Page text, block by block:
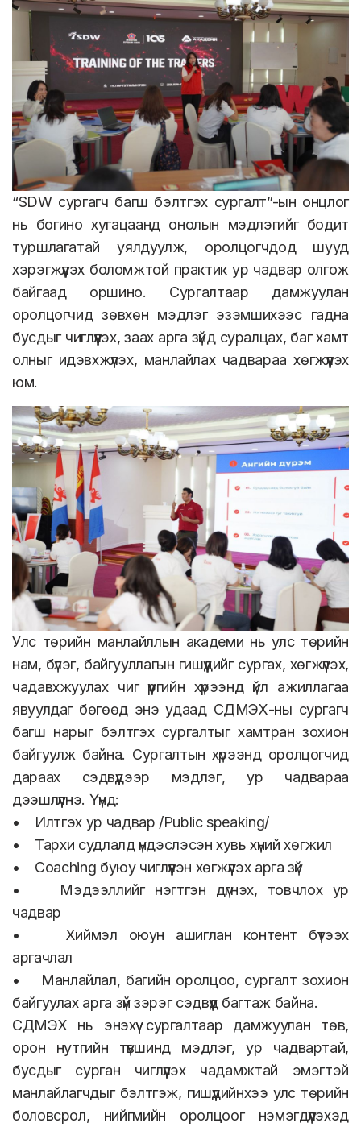
“SDW сургагч багш бэлтгэх сургалт”-ын онцлог
нь богино хугацаанд онолын мэдлэгийг бодит
туршлагатай уялдуулж, оролцогчдод шууд
хэрэгжүүлэх боломжтой практик ур чадвар олгож
байгаад оршино. Сургалтаар дамжуулан
оролцогчид зөвхөн мэдлэг эзэмшихээс гадна
бусдыг чиглүүлэх, заах арга зүйд суралцах, баг хамт
олныг идэвхжүүлэх, манлайлах чадвараа хөгжүүлэх
юм.
Улс төрийн манлайллын академи нь улс төрийн
нам, бүлэг, байгууллагын гишүүдийг сургах, хөгжүүлэх,
чадавхжуулах чиг үүргийн хүрээнд үйл ажиллагаа
явуулдаг бөгөөд энэ удаад СДМЭХ-ны сургагч
багш нарыг бэлтгэх сургалтыг хамтран зохион
байгуулж байна. Сургалтын хүрээнд оролцогчид
дараах сэдвүүдээр мэдлэг, ур чадвараа
дээшлүүлнэ. Үүнд:
• Илтгэх ур чадвар /Public speaking/
• Тархи судлалд үндэслэсэн хувь хүний хөгжил
• Coaching буюу чиглүүлэн хөгжүүлэх арга зүй
• Мэдээллийг нэгтгэн дүгнэх, товчлох ур
чадвар
• Хиймэл оюун ашиглан контент бүтээх
аргачлал
• Манлайлал, багийн оролцоо, сургалт зохион
байгуулах арга зүй зэрэг сэдвүүд багтаж байна.
СДМЭХ нь энэхүү сургалтаар дамжуулан төв,
орон нутгийн түвшинд мэдлэг, ур чадвартай,
бусдыг сурган чиглүүлэх чадамжтай эмэгтэй
манлайлагчдыг бэлтгэж, гишүүдийнхээ улс төрийн
боловсрол, нийгмийн оролцоог нэмэгдүүлэхэд